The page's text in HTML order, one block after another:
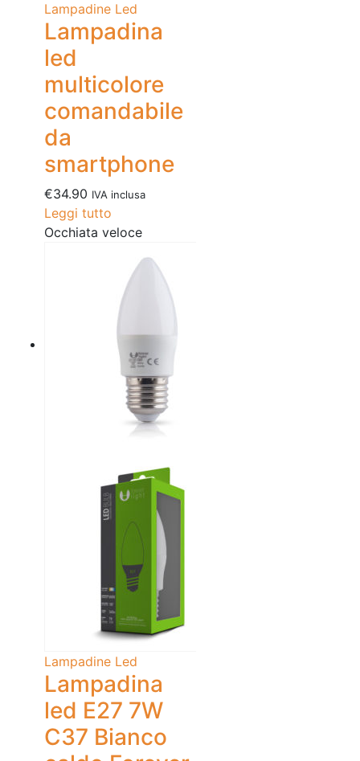
Lampadine Led
Lampadina
led
multicolore
comandabile
da
smartphone
€34.90 IVA inclusa
Leggi tutto
Occhiata veloce
Lampadine Led
Lampadina
led E27 7W
C37 Bianco